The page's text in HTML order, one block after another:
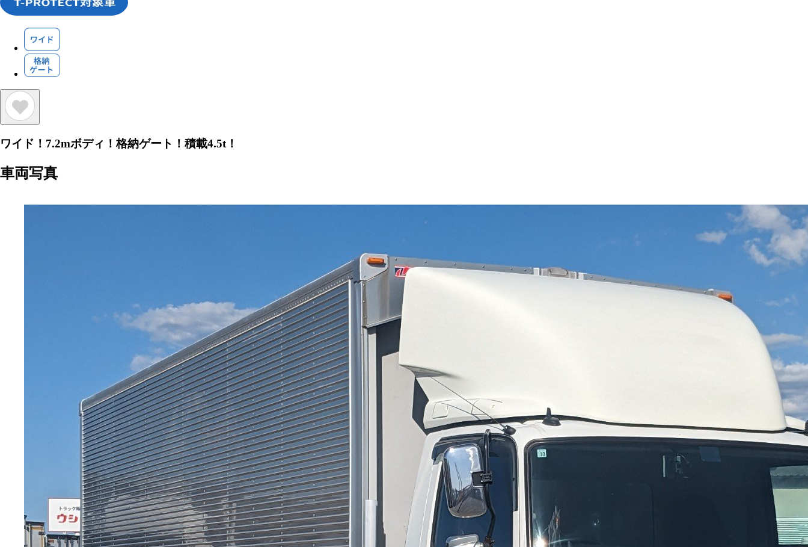
ワイド！7.2mボディ！格納ゲート！積載4.5t！
車両写真